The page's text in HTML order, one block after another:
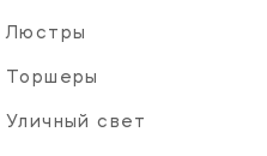
Люстры
Торшеры
Уличный свет